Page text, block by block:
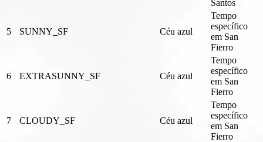
Santos
5 SUNNY_SF Céu azul
Tempo
específico
em San
Fierro
6 EXTRASUNNY_SF Céu azul
Tempo
específico
em San
Fierro
7 CLOUDY_SF Céu azul
Tempo
específico
em San
Fierro